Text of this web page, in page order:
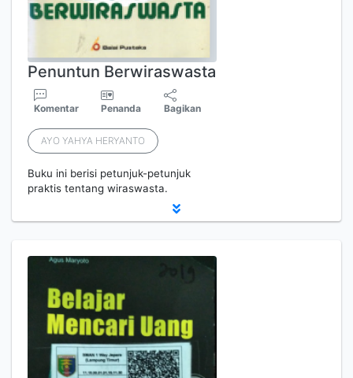
Penuntun Berwiraswasta
Komentar Penanda Bagikan
AYO YAHYA HERYANTO
Buku ini berisi petunjuk-petunjuk
praktis tentang wiraswasta.